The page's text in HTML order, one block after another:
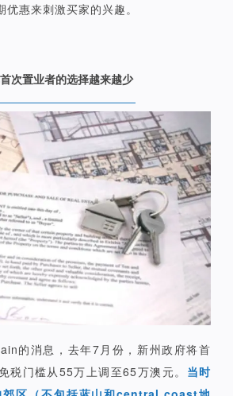
惠来刺激买家的兴趣。
次置业者的选择越来越少
的消息，去年7月份，新州政府将首
税门槛从55万上调至65万澳元。 当时